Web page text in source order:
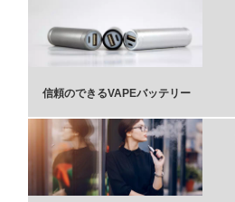
信頼のできるVAPEバッテリー